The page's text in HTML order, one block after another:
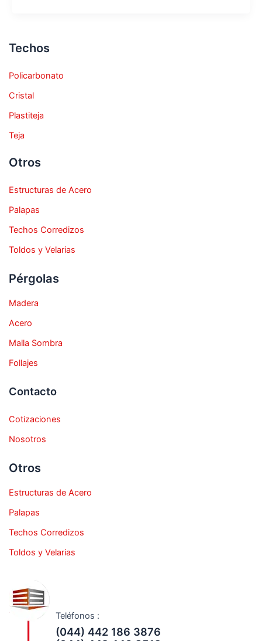
Techos
Policarbonato
Cristal
Plastiteja
Teja
Otros
Estructuras de Acero
Palapas
Techos Corredizos
Toldos y Velarias
Pérgolas
Madera
Acero
Malla Sombra
Follajes
Contacto
Cotizaciones
Nosotros
Otros
Estructuras de Acero
Palapas
Techos Corredizos
Toldos y Velarias
Teléfonos :
(044) 442 186 3876